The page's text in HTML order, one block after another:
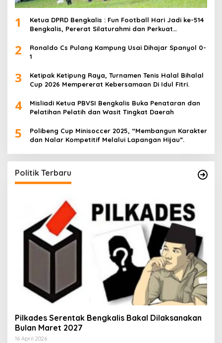
1
Ketua DPRD Bengkalis : Fun Football Hari Jadi ke-514
Bengkalis, Pererat Silaturahmi dan Perkuat
2
Ronaldo Cs Pulang Kampung Usai Dihajar Spanyol 0-
1
3
Ketipak Ketipung Raya, Turnamen Tenis Halal Bihalal
Cup 2026 Mempererat Kebersamaan Di Idul Fitri.
4
Misliadi Ketua PBVSI Bengkalis Buka Penataran dan
Pelatihan Pelatih dan Wasit Tingkat Daerah
5
Polibeng Cup Minisoccer 2025, “Membangun Karakter
dan Nalar Kompetitif Melalui Lapangan Hijau”.
Politik Terbaru
Pilkades Serentak Bengkalis Bakal Dilaksanakan
Bulan Maret 2027
16 April 2026